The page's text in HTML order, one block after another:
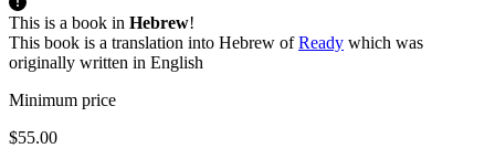
This is a book in Hebrew!
This book is a translation into Hebrew ofReady which was
originally written in English
Minimum price
$55.00